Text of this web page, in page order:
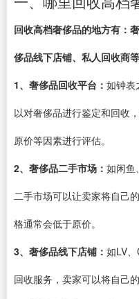
回收高档奢侈品的地方有：
侈品线下店铺、私人回收商等
1、奢侈品回收平台： 如钟表
以对奢侈品进行鉴定和回收
原价等因素进行评估。
2、奢侈品二手市场： 如闲鱼
二手市场可以让卖家将自己
格通常会低于原价。
3、奢侈品线下店铺： 如LV
回收服务，卖家可以将自己